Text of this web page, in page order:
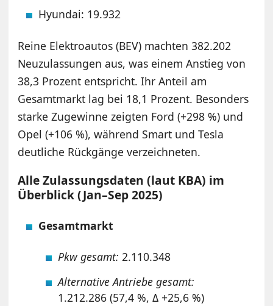
Hyundai: 19.932
Reine Elektroautos (BEV) machten 382.202
Neuzulassungen aus, was einem Anstieg von
38,3 Prozent entspricht. Ihr Anteil am
Gesamtmarkt lag bei 18,1 Prozent. Besonders
starke Zugewinne zeigten Ford (+298 %) und
Opel (+106 %), während Smart und Tesla
deutliche Rückgänge verzeichneten.
Alle Zulassungsdaten (laut KBA) im
Überblick (Jan–Sep 2025)
Gesamtmarkt
Pkw gesamt: 2.110.348
Alternative Antriebe gesamt:
1.212.286 (57,4 %, Δ +25,6 %)